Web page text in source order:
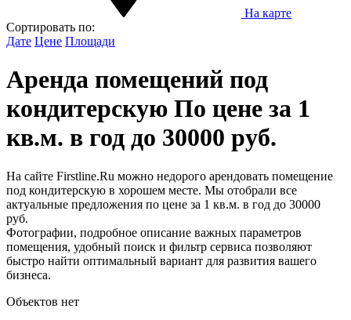
На карте
Сортировать по:
Дате Цене Площади
Аренда помещений под
кондитерскую По цене за 1
кв.м. в год до 30000 руб.
На сайте Firstline.Ru можно недорого арендовать помещение
под кондитерскую в хорошем месте. Мы отобрали все
актуальные предложения по цене за 1 кв.м. в год до 30000
руб.
Фотографии, подробное описание важных параметров
помещения, удобный поиск и фильтр сервиса позволяют
быстро найти оптимальный вариант для развития вашего
бизнеса.
Объектов нет